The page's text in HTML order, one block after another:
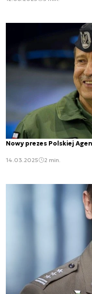
Nowy prezes Polskiej
14.03.2025 2 min.